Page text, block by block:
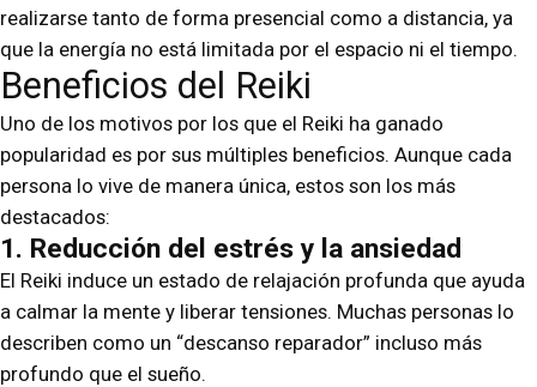
realizarse tanto de forma presencial como a distancia, ya
que la energía no está limitada por el espacio ni el tiempo.
Beneficios del Reiki
Uno de los motivos por los que el Reiki ha ganado
popularidad es por sus múltiples beneficios. Aunque cada
persona lo vive de manera única, estos son los más
destacados:
1. Reducción del estrés y la ansiedad
El Reiki induce un estado de relajación profunda que ayuda
a calmar la mente y liberar tensiones. Muchas personas lo
describen como un “descanso reparador” incluso más
profundo que el sueño.